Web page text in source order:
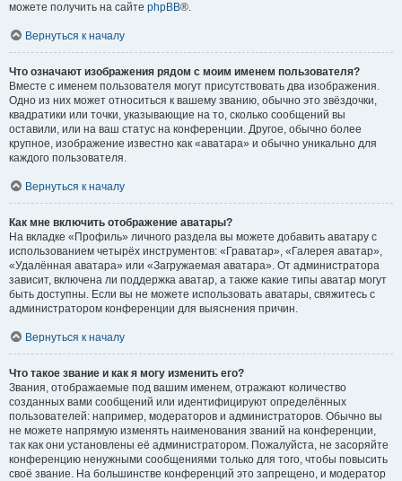
можете получить на сайте phpBB®.
Вернуться к началу
Что означают изображения рядом с моим именем пользователя?
Вместе с именем пользователя могут присутствовать два изображения.
Одно из них может относиться к вашему званию, обычно это звёздочки,
квадратики или точки, указывающие на то, сколько сообщений вы
оставили, или на ваш статус на конференции. Другое, обычно более
крупное, изображение известно как «аватара» и обычно уникально для
каждого пользователя.
Вернуться к началу
Как мне включить отображение аватары?
На вкладке «Профиль» личного раздела вы можете добавить аватару с
использованием четырёх инструментов: «Граватар», «Галерея аватар»,
«Удалённая аватара» или «Загружаемая аватара». От администратора
зависит, включена ли поддержка аватар, а также какие типы аватар могут
быть доступны. Если вы не можете использовать аватары, свяжитесь с
администратором конференции для выяснения причин.
Вернуться к началу
Что такое звание и как я могу изменить его?
Звания, отображаемые под вашим именем, отражают количество
созданных вами сообщений или идентифицируют определённых
пользователей: например, модераторов и администраторов. Обычно вы
не можете напрямую изменять наименования званий на конференции,
так как они установлены её администратором. Пожалуйста, не засоряйте
конференцию ненужными сообщениями только для того, чтобы повысить
своё звание. На большинстве конференций это запрещено, и модератор